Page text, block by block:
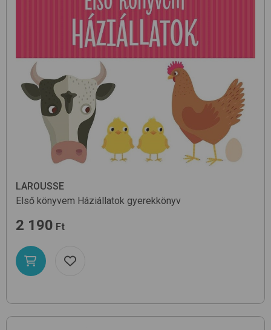
LAROUSSE
Első könyvem Háziállatok gyerekkönyv
2 190 Ft